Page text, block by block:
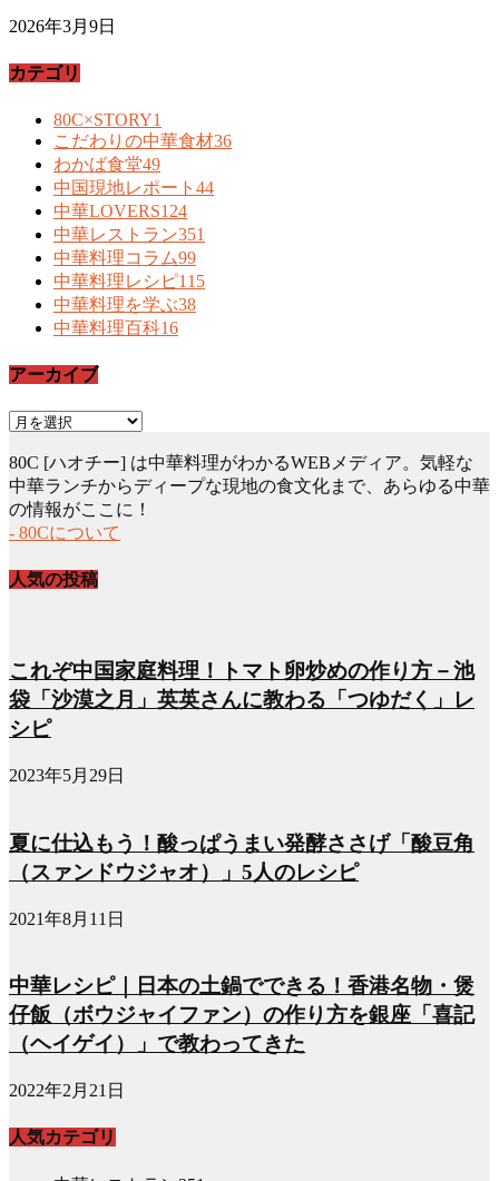
2026年3月9日
カテゴリ
80C×STORY1
こだわりの中華食材36
わかば食堂49
中国現地レポート 44
中華LOVERS124
中華レストラン351
中華料理コラム99
中華料理レシピ115
中華料理を学ぶ38
中華料理百科16
アーカイブ
ア
カ
イ
ブ
80C [ハオチー] は中華料理がわかるWEBメディア。気軽な
中華ランチからディープな現地の食文化まで、あらゆる中華
の情報がここに！
- 80Cについて
人気の投稿
これぞ中国家庭料理！トマト卵炒めの作り方－池
袋「沙漠之月」英英さんに教わる「つゆだく」レ
シピ
2023年5月29日
夏に仕込もう！酸っぱうまい発酵ささげ「酸豆角
（スァンドウジャオ）」5人のレシピ
2021年8月11日
中華レシピ｜日本の土鍋でできる！香港名物・煲
仔飯（ボウジャイファン）の作り方を銀座「喜記
（ヘイゲイ）」で教わってきた
2022年2月21日
人気カテゴリ